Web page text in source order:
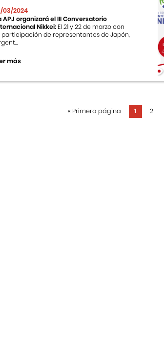
03/2024
APJ organizará el III Conversatorio
Nikkei: El 21 y 22 de marzo con
participación de representantes de Japón,
más
« Primera página 1 2